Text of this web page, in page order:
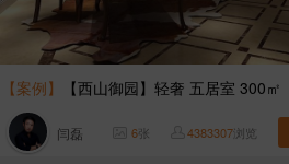
【案例】 【西山御园】轻奢 五居室 300㎡
闫磊 6张 4383307浏览